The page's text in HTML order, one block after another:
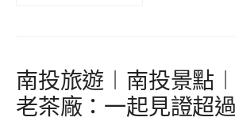
南投旅遊︱南投景點
老茶廠：一起見證超